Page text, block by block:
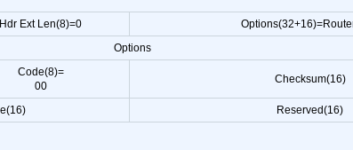
Hdr Ext Len(8)=0
Options
Code(8)=
00
Checksum(16)
Reserved(16)